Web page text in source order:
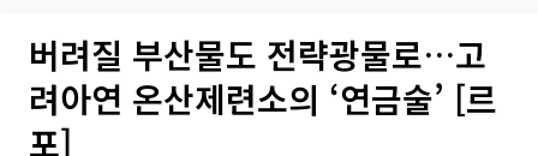
버려질 부산물도 전략광물로…고
려아연 온산제련소의 ‘연금술’ [르
포]